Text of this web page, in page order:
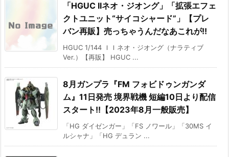
「HGUC IIネオ・ジオング」「拡張エフェ
クトユニット“サイコシャード”」【プレ
バン再販】売っちゃうんだなあこれが!!
HGUC 1/144 ＩＩネオ・ジオング（ナラティブ
Ver.）【再販】 HGUC ...
8月ガンプラ『FM フォビドゥンガンダ
ム』11日発売 境界戦機 短編10日より配信
スタート!!【2023年8月一般販売】
「HG ダイゼンガー」「FS ノワール」「30MS イ
ルシャナ」「HG デュラン ...